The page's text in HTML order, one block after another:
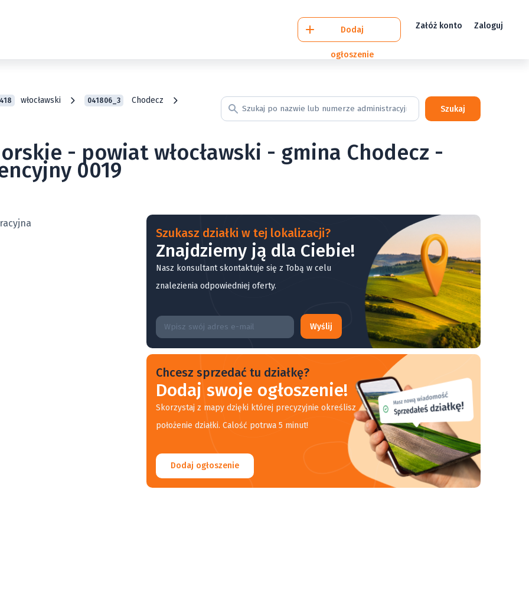
Dodaj
ogłoszenie
Załóż konto Zaloguj
włocławski 041806_3 Chodecz
Szukaj
- powiat włocławski - gmina Chodecz -
0019
Szukasz działki w tej lokalizacji?
Znajdziemy ją dla Ciebie!
Nasz konsultant skontaktuje się z Tobą w celu
znalezienia odpowiedniej oferty.
Wyślij
Chcesz sprzedać tu działkę?
Dodaj swoje ogłoszenie!
Skorzystaj z mapy dzięki której precyzyjnie określisz
położenie działki. Calość potrwa 5 minut!
Dodaj ogłoszenie